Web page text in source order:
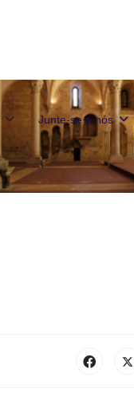
Junte-se a nós